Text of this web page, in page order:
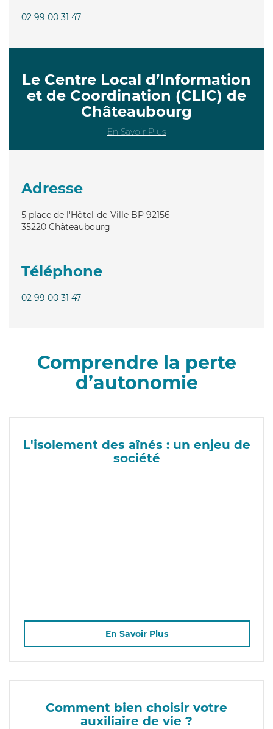
02 99 00 31 47
Le Centre Local d’Information
et de Coordination (CLIC) de
Châteaubourg
En Savoir Plus
Adresse
5 place de l'Hôtel-de-Ville BP 92156
35220 Châteaubourg
Téléphone
02 99 00 31 47
Comprendre la perte
d’autonomie
L'isolement des aînés : un enjeu de
société
En Savoir Plus
Comment bien choisir votre
auxiliaire de vie ?